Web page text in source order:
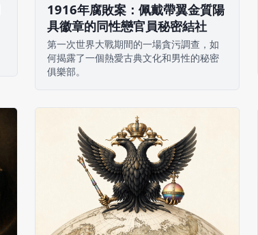
1916年腐敗案：佩戴帶翼金質陽
具徽章的同性戀官員秘密結社
第一次世界大戰期間的一場貪污調查，如
何揭露了一個熱愛古典文化和男性的秘密
俱樂部。